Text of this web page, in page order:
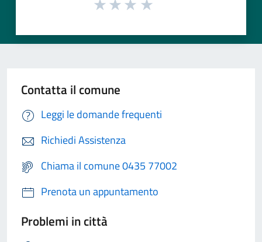
Contatta il comune
Leggi le domande frequenti
Richiedi Assistenza
Chiama il comune 0435 77002
Prenota un appuntamento
Problemi in città